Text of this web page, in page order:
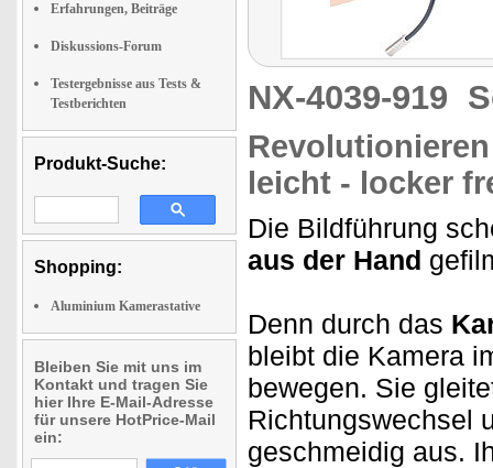
Erfahrungen, Beiträge
Diskussions-Forum
Testergebnisse aus Tests &
Testberichten
Produkt-Suche:
Shopping:
Aluminium Kamerastative
Bleiben Sie mit uns im
Kontakt und tragen Sie
hier Ihre E-Mail-Adresse
für unsere HotPrice-Mail
ein:
NX-4039-919
leicht - locker
Die Bildführung
aus der Hand
Denn durch das
bleibt die Kamera
bewegen. Sie
Richtungswechsel
geschmeidig aus.